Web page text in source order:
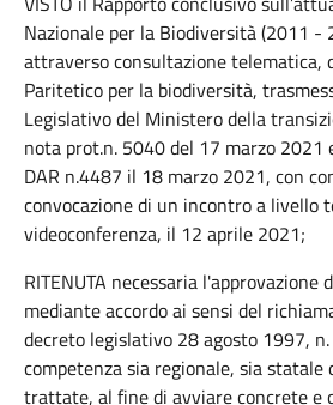
Nazionale per la Biodiversità (2011 -
attraverso consultazione telematica,
Paritetico per la biodiversità,
Legislativo del Ministero della
nota prot.n. 5040 del 17 marzo 2021
DAR n.4487 il 18 marzo 2021, con
convocazione di un incontro a livello
videoconferenza, il 12 aprile 2021;
RITENUTA necessaria l'approvazione
mediante accordo ai sensi del
decreto legislativo 28 agosto 1997,
competenza sia regionale, sia
trattate, al fine di avviare concrete e